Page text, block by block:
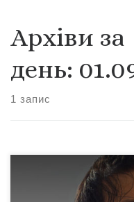
Архіви за
день:
1 запис
ПРО ПОДIЮ Заміський